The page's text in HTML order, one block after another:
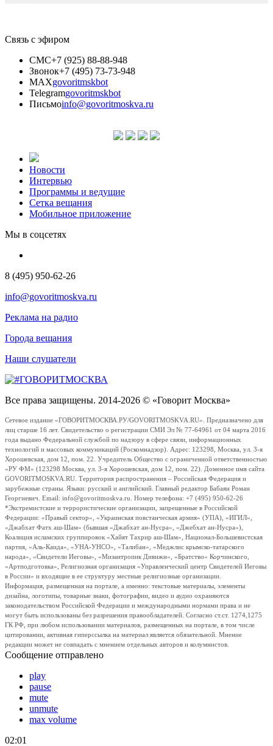
Связь с эфиром
СМС+7 (925) 88-88-948
Звонок+7 (495) 73-73-948
MAXgovoritmskbot
Telegramgovoritmskbot
Письмоinfo@govoritmoskva.ru
Новости
Интервью
Программы и ведущие
Сетка вещания
Мобильное приложение
Мы в соцсетях
8 (495) 950-62-26
info@govoritmoskva.ru
Реклама на радио
Города вещания
Наши слушатели
Все права защищены. 2014-2026 © «Говорит Москва»
Сетевое издание «ГОВОРИТМОСКВА.РУ/GOVORITMOSKVA.RU». Предназначено для
лиц старше 16 лет. Свидетельство о регистрации СМИ Эл № 77-64961 от 04 марта 2016
года выдано Федеральной службой по надзору в сфере связи, информационных
технологий и массовых коммуникаций (Роскомнадзор). Адрес: 123298, Москва, ул. 3-я
Хорошевская, дом 12, пом. 22. Учредитель Общество с ограниченной ответственностью
«РУ ФМ» (123298 Москва, ул. 3-я Хорошевская, дом 12, пом. 22). Доменное имя сайта
GOVORITMOSKVA.RU. Территория распространения – Российская Федерация и
зарубежные страны. Языки: русский и английский. Главный редактор Бабаян Роман
Георгиевич. Email: info@govoritmoskva.ru. Номер телефона: +7 (495) 950-62-26
*Экстремистские и террористические организации, запрещенные в Российской
Федерации: «Правый сектор», «Украинская повстанческая армия» (УПА), «ИГИЛ»,
«Джабхат Фатх аш-Шам» (бывшая «Джабхат ан-Нусра», «Джебхат ан-Нусра»),
Коалиция исламских группировок «Хайят Тахрир аш-Шам», Национал-Большевистская
партия, «Аль-Каида», «УНА-УНСО», «Талибан», «Меджлис крымско-татарского
народа», «Свидетели Иеговы», «Мизантропик Дивижн», «Братство» Корчинского,
«Артподготовка», Религиозная организация «Управленческий центр Свидетелей Иеговы
в России» и входящие в ее структуру местные религиозные организации.
Информация, размещенная на портале, а именно: текстовые материалы, элементы
дизайна, логотипы, товарные знаки, фотографии, видео и аудио охраняются
законодательством Российской Федерации и международными нормами права и не
могут быть использованы без разрешения правообладателей. Согласно ст.ст. 1274,1275
ГК РФ, при любом использовании материалов, размещенных на портале, в том числе
цитировании, активная гиперссылка на материал является обязательной. Мнение
редакции может не совпадать с мнением отдельных авторов и колумнистов.
Сообщение отправлено
play
pause
mute
unmute
max volume
02:01